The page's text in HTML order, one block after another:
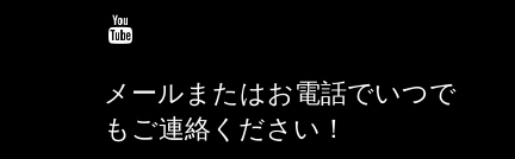
メールまたはお電話でいつで
もご連絡ください！